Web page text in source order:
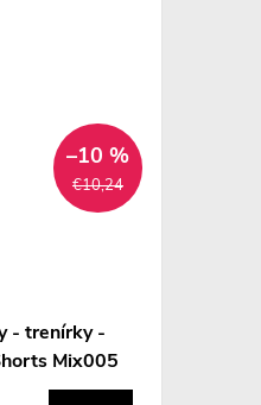
€10,24
–10 %
- trenírky -
Mix005